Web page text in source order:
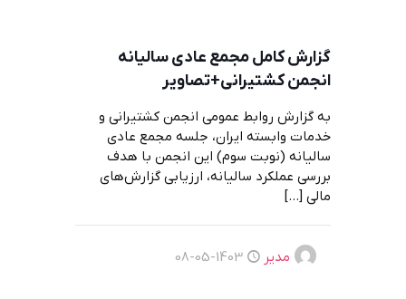
گزارش کامل مجمع عادی سالیانه
انجمن کشتیرانی+تصاویر
به گزارش روابط عمومی انجمن کشتیرانی و
خدمات وابسته ایران، جلسه مجمع عادی
سالیانه (نوبت سوم) این انجمن با هدف
بررسی عملکرد سالیانه، ارزیابی گزارش‌های
مالی […]
مدیر 1403-05-08